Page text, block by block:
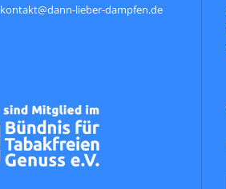
kontakt@dann-lieber-dampfen.de